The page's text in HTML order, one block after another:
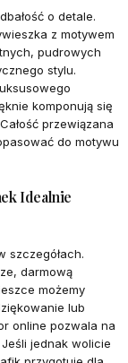
o detale.
z motywem
pudrowych
stylu.
komponują się
przewiązana
do motywu
Idealnie
szczegółach.
darmową
możemy
lub
online pozwala na
jednak wolicie